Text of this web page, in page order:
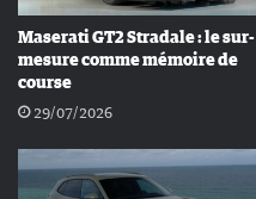
Maserati GT2 Stradale : le sur-
mesure comme mémoire de
course
29/07/2026